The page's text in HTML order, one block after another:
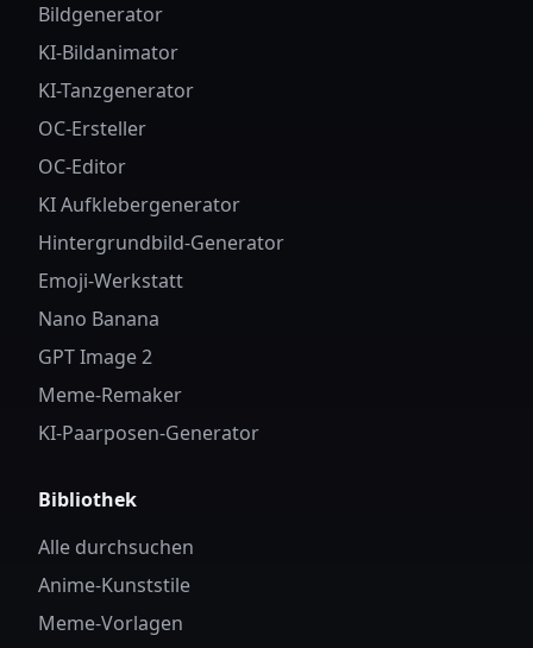
Bildgenerator
KI-Bildanimator
KI-Tanzgenerator
OC-Ersteller
OC-Editor
KI Aufklebergenerator
Hintergrundbild-Generator
Emoji-Werkstatt
Nano Banana
GPT Image 2
Meme-Remaker
KI-Paarposen-Generator
Bibliothek
Alle durchsuchen
Anime-Kunststile
Meme-Vorlagen